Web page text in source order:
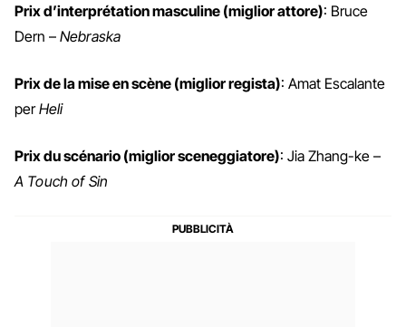
Prix d’interprétation masculine (miglior attore): Bruce
Dern – Nebraska
Prix de la mise en scène (miglior regista): Amat Escalante
perHeli
Prix du scénario (miglior sceneggiatore): Jia Zhang-ke –
A Touch of Sin